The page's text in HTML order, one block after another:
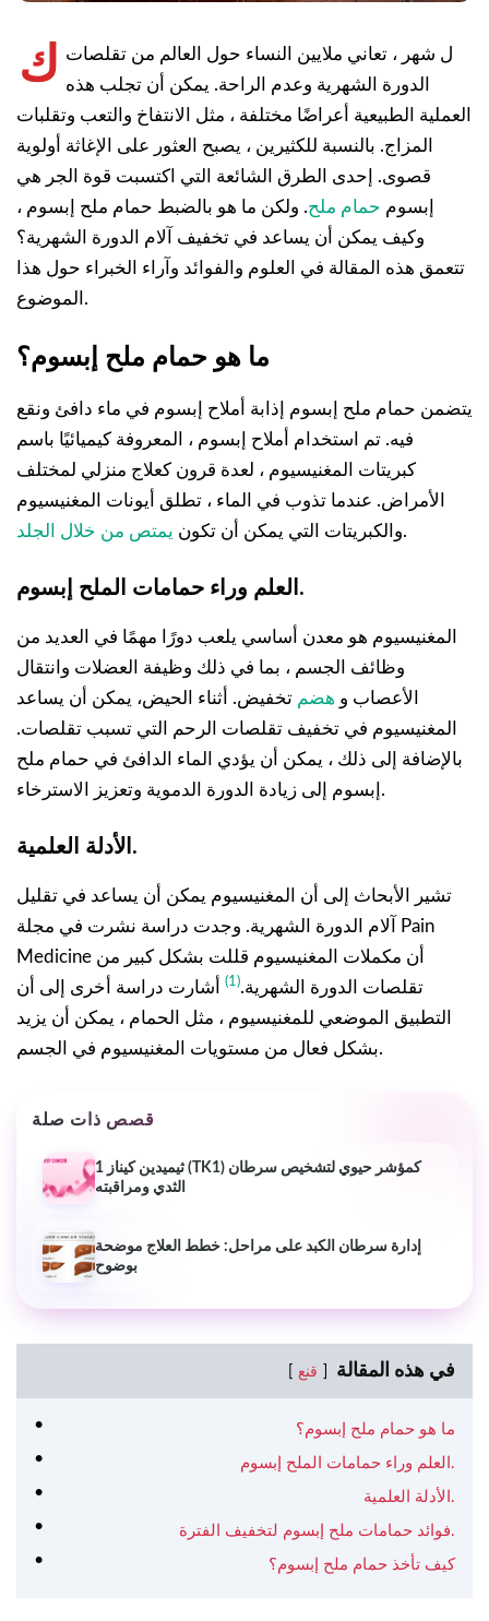
ك ل شهر ، تعاني ملايين النساء حول العالم من تقلصات
الدورة الشهرية وعدم الراحة. يمكن أن تجلب هذه
العملية الطبيعية أعراضًا مختلفة ، مثل الانتفاخ والتعب وتقلبات
المزاج. بالنسبة للكثيرين ، يصبح العثور على الإغاثة أولوية
قصوى. إحدى الطرق الشائعة التي اكتسبت قوة الجر هي
إبسوم حمام ملح. ولكن ما هو بالضبط حمام ملح إبسوم ،
وكيف يمكن أن يساعد في تخفيف آلام الدورة الشهرية؟
تتعمق هذه المقالة في العلوم والفوائد وآراء الخبراء حول هذا
الموضوع.
ما هو حمام ملح إبسوم؟
يتضمن حمام ملح إبسوم إذابة أملاح إبسوم في ماء دافئ ونقع
فيه. تم استخدام أملاح إبسوم ، المعروفة كيميائيًا باسم
كبريتات المغنيسيوم ، لعدة قرون كعلاج منزلي لمختلف
الأمراض. عندما تذوب في الماء ، تطلق أيونات المغنيسيوم
والكبريتات التي يمكن أن تكون يمتص من خلال الجلد .
العلم وراء حمامات الملح إبسوم.
المغنيسيوم هو معدن أساسي يلعب دورًا مهمًا في العديد من
وظائف الجسم ، بما في ذلك وظيفة العضلات وانتقال
الأعصاب و هضم تخفيض. أثناء الحيض، يمكن أن يساعد
المغنيسيوم في تخفيف تقلصات الرحم التي تسبب تقلصات.
بالإضافة إلى ذلك ، يمكن أن يؤدي الماء الدافئ في حمام ملح
إبسوم إلى زيادة الدورة الدموية وتعزيز الاسترخاء.
الأدلة العلمية.
تشير الأبحاث إلى أن المغنيسيوم يمكن أن يساعد في تقليل
آلام الدورة الشهرية. وجدت دراسة نشرت في مجلة Pain
Medicine أن مكملات المغنيسيوم قللت بشكل كبير من
تقلصات الدورة الشهرية.(1)
أشارت دراسة أخرى إلى أن
التطبيق الموضعي للمغنيسيوم ، مثل الحمام ، يمكن أن يزيد
بشكل فعال من مستويات المغنيسيوم في الجسم.
قصص ذات صلة
ثيميدين كيناز 1 (TK1) كمؤشر حيوي لتشخيص سرطان
الثدي ومراقبته
إدارة سرطان الكبد على مراحل: خطط العلاج موضحة
بوضوح
في هذه المقالة قنع
ما هو حمام ملح إبسوم؟
العلم وراء حمامات الملح إبسوم.
الأدلة العلمية.
فوائد حمامات ملح إبسوم لتخفيف الفترة.
كيف تأخذ حمام ملح إبسوم؟